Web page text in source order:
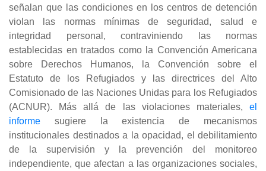
señalan que las condiciones en los centros de detención
violan las normas mínimas de seguridad, salud e
integridad personal, contraviniendo las normas
establecidas en tratados como la Convención Americana
sobre Derechos Humanos, la Convención sobre el
Estatuto de los Refugiados y las directrices del Alto
Comisionado de las Naciones Unidas para los Refugiados
(ACNUR). Más allá de las violaciones materiales, el
informe sugiere la existencia de mecanismos
institucionales destinados a la opacidad, el debilitamiento
de la supervisión y la prevención del monitoreo
independiente, que afectan a las organizaciones sociales,